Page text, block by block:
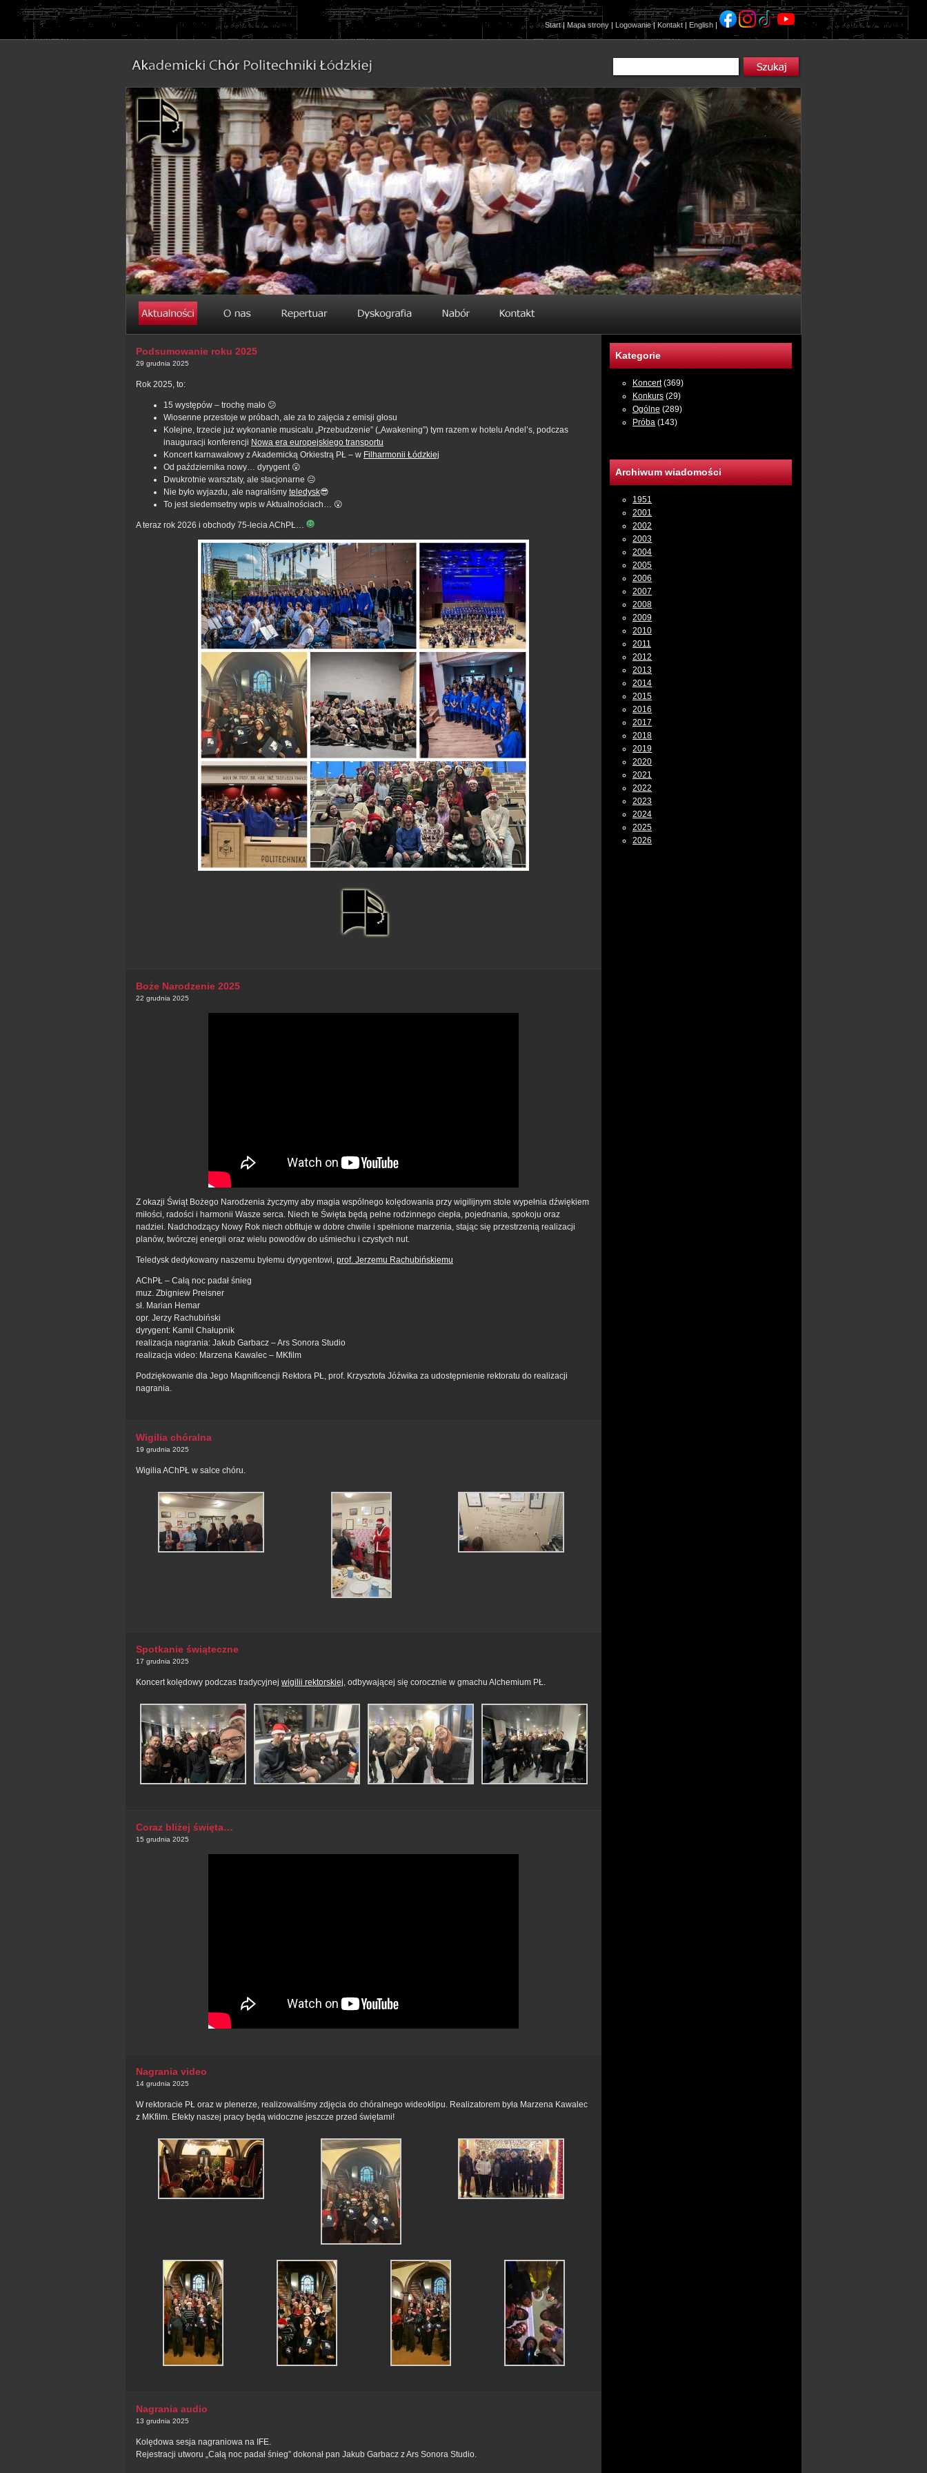
Start| Mapa strony | Logowanie|Kontakt | English |
Podsumowanie roku 2025
29 grudnia 2025
Rok 2025, to:
15 występów – trochę mało 😕
Wiosenne przestoje w próbach, ale za to zajęcia z emisji głosu
Kolejne, trzecie już wykonanie musicalu „Przebudzenie” („Awakening”) tym razem w hotelu Andel’s, podczas
inauguracji konferencji Nowa era europejskiego transportu
Koncert karnawałowy z Akademicką Orkiestrą PŁ – w Filharmonii Łódzkiej
Od października nowy… dyrygent 😮
Dwukrotnie warsztaty, ale stacjonarne 😐
Nie było wyjazdu, ale nagraliśmy teledysk😎
To jest siedemsetny wpis w Aktualnościach… 😮
A teraz rok 2026 i obchody 75-lecia AChPŁ…
Boże Narodzenie 2025
22 grudnia 2025
Z okazji Świąt Bożego Narodzenia życzymy aby magia wspólnego kolędowania przy wigilijnym stole wypełnia dźwiękiem
miłości, radości i harmonii Wasze serca. Niech te Święta będą pełne rodzinnego ciepła, pojednania, spokoju oraz
nadziei. Nadchodzący Nowy Rok niech obfituje w dobre chwile i spełnione marzenia, stając się przestrzenią realizacji
planów, twórczej energii oraz wielu powodów do uśmiechu i czystych nut.
Teledysk dedykowany naszemu byłemu dyrygentowi, prof. Jerzemu Rachubińskiemu
AChPŁ – Całą noc padał śnieg
muz. Zbigniew Preisner
sł. Marian Hemar
opr. Jerzy Rachubiński
dyrygent: Kamil Chałupnik
realizacja nagrania: Jakub Garbacz – Ars Sonora Studio
realizacja video: Marzena Kawalec – MKfilm
Podziękowanie dla Jego Magnificencji Rektora PŁ, prof. Krzysztofa Jóźwika za udostępnienie rektoratu do realizacji
nagrania.
Wigilia chóralna
19 grudnia 2025
Wigilia AChPŁ w salce chóru.
Spotkanie świąteczne
17 grudnia 2025
Koncert kolędowy podczas tradycyjnej wigilii rektorskiej, odbywającej się corocznie w gmachu Alchemium PŁ.
Coraz bliżej święta…
15 grudnia 2025
Nagrania video
14 grudnia 2025
W rektoracie PŁ oraz w plenerze, realizowaliśmy zdjęcia do chóralnego wideoklipu. Realizatorem była Marzena Kawalec
z MKfilm. Efekty naszej pracy będą widoczne jeszcze przed świętami!
Nagrania audio
13 grudnia 2025
Kolędowa sesja nagraniowa na IFE.
Rejestracji utworu „Całą noc padał śnieg” dokonał pan Jakub Garbacz z Ars Sonora Studio.
Kategorie
Koncert(369)
Konkurs (29)
Ogólne (289)
Próba (143)
Archiwum wiadomości
1951
2001
2002
2003
2004
2005
2006
2007
2008
2009
2010
2011
2012
2013
2014
2015
2016
2017
2018
2019
2020
2021
2022
2023
2024
2025
2026